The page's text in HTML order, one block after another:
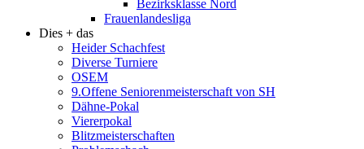
Bezirksklasse Nord
Frauenlandesliga
Dies + das
Heider Schachfest
Diverse Turniere
OSEM
9.Offene Seniorenmeisterschaft von SH
Dähne-Pokal
Viererpokal
Blitzmeisterschaften